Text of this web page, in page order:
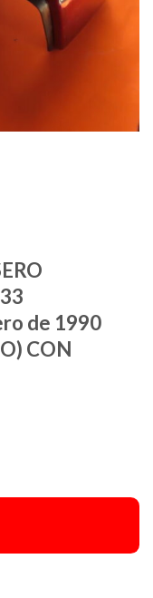
de 1990
CON